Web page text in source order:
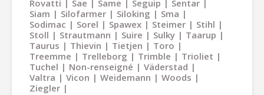
Rovatti
Sae Same Seguip
Sentar
Siam
Silofarmer Siloking
Sma
Sodimac
Sorel Spawex Steimer
Stihl
Stoll
Strautmann Suire Sulky
Taarup
Taurus
Thievin Tietjen
Toro
Treemme
Trelleborg Trimble
Trioliet
Tuchel
Non-renseigné
Väderstad
Valtra
Vicon Weidemann
Woods
Ziegler